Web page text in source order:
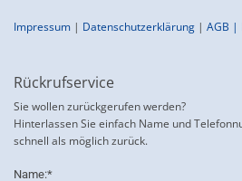
Impressum | Datenschutzerklärung | AGB |
Rückrufservice
Sie wollen zurückgerufen werden?
Hinterlassen Sie einfach Name und
schnell als möglich zurück.
Name:*